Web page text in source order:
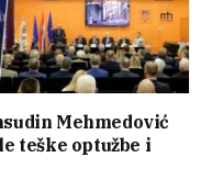
Mehmedović
teške optužbe i